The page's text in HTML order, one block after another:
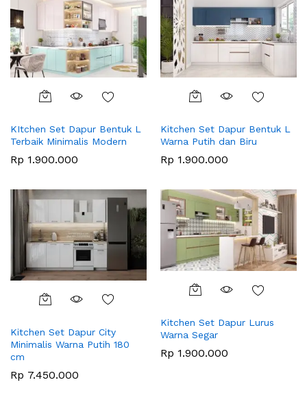
KItchen Set Dapur Bentuk L
Terbaik Minimalis Modern
Rp 1.900.000
Kitchen Set Dapur Bentuk L
Warna Putih dan Biru
Rp 1.900.000
Kitchen Set Dapur City
Minimalis Warna Putih 180
cm
Rp 7.450.000
Kitchen Set Dapur Lurus
Warna Segar
Rp 1.900.000